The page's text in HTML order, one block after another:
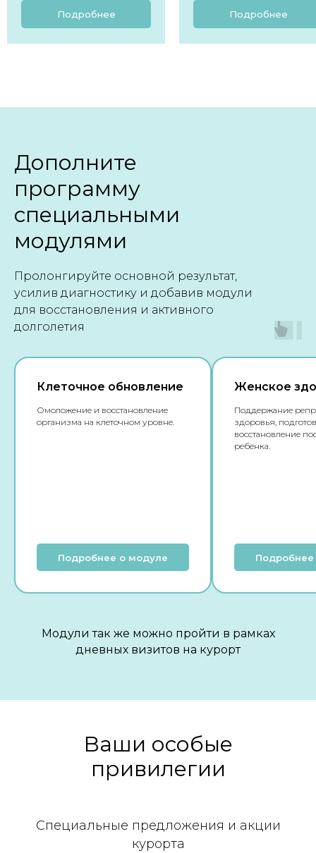
Подробнее Подробнее
Дополните
программу
специальными
модулями
Пролонгируйте основной результат,
усилив диагностику и добавив модули
для восстановления и активного
долголетия
Клеточное обновление
Омоложение и восстановление
организма на клеточном уровне.
Подробнее о модуле
Женское
Поддержание
здоровья,
восстановление
ребенка.
Модули так же можно пройти в рамках
дневных визитов на курорт
Ваши особые
привилегии
Специальные предложения и акции
курорта